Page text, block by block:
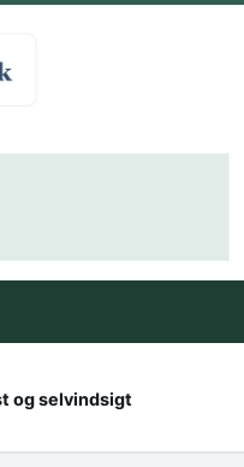
og selvindsigt